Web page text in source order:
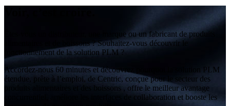
Êtes-vous un distributeur, une marque ou un fabricant de produits
alimentaires et de boissons ? Souhaitez-vous découvrir le
fonctionnement de la solution PLM ?
Accordez-nous 60 minutes et découvrez pourquoi la solution PLM
étendue, prête à l’emploi, de Centric, conçue pour le secteur des
produits alimentaires et des boissons , offre le meilleur avantage
concurrentiel, améliore les interfaces de collaboration et booste les